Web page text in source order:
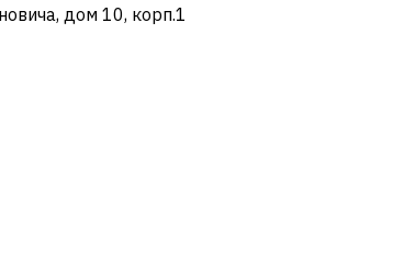
дом 10, корп.1